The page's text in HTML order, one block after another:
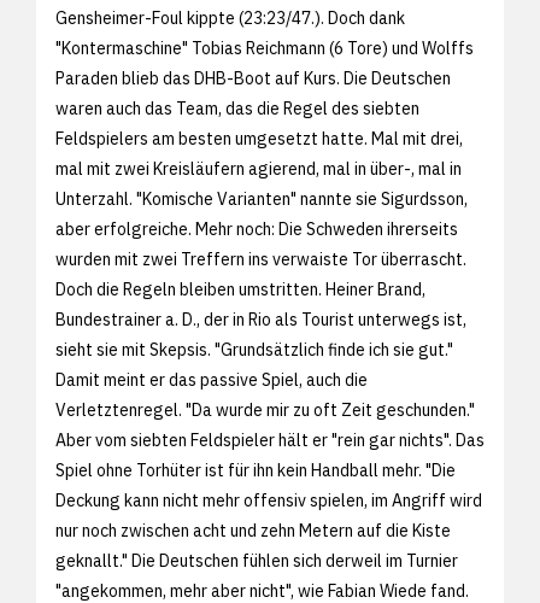
Gensheimer-Foul kippte (23:23/47.). Doch dank
"Kontermaschine" Tobias Reichmann (6 Tore) und Wolffs
Paraden blieb das DHB-Boot auf Kurs. Die Deutschen
waren auch das Team, das die Regel des siebten
Feldspielers am besten umgesetzt hatte. Mal mit drei,
mal mit zwei Kreisläufern agierend, mal in über-, mal in
Unterzahl. "Komische Varianten" nannte sie Sigurdsson,
aber erfolgreiche. Mehr noch: Die Schweden ihrerseits
wurden mit zwei Treffern ins verwaiste Tor überrascht.
Doch die Regeln bleiben umstritten. Heiner Brand,
Bundestrainer a. D., der in Rio als Tourist unterwegs ist,
sieht sie mit Skepsis. "Grundsätzlich finde ich sie gut."
Damit meint er das passive Spiel, auch die
Verletztenregel. "Da wurde mir zu oft Zeit geschunden."
Aber vom siebten Feldspieler hält er "rein gar nichts". Das
Spiel ohne Torhüter ist für ihn kein Handball mehr. "Die
Deckung kann nicht mehr offensiv spielen, im Angriff wird
nur noch zwischen acht und zehn Metern auf die Kiste
geknallt." Die Deutschen fühlen sich derweil im Turnier
"angekommen, mehr aber nicht", wie Fabian Wiede fand.